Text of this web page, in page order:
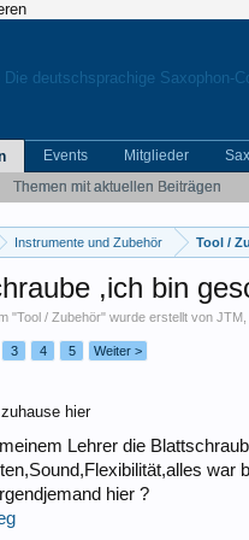
Instrumente und Zubehör Tool /
,ich bin
"Tool / Zubehör" wurde erstellt vonJTM
3 4 5 Weiter >
hier
Lehrer die
war
hier ?
Themen mit aktuellen Beiträgen
Events Mitglieder